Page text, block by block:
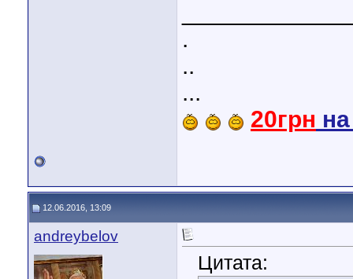
.
..
...
20грн
12.06.2016, 13:09
andreybelov
Цитата: